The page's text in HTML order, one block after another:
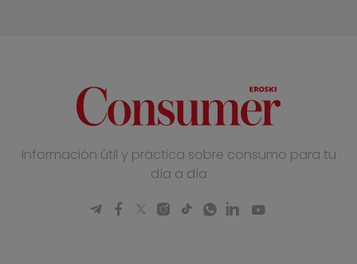
Información útil y práctica sobre consumo para tu
día a día